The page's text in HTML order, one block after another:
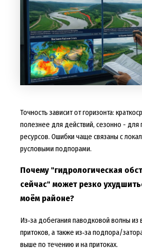
Точность зависит от горизонта:
полезнее для действий, сезонно - для
ресурсов. Ошибки чаще связаны с
русловыми подпорами.
Почему "гидрологическая
сейчас" может резко
моём районе?
Из‑за добегания паводковой волны из
притоков, а также из‑за подпора/
выше по течению и на притоках.